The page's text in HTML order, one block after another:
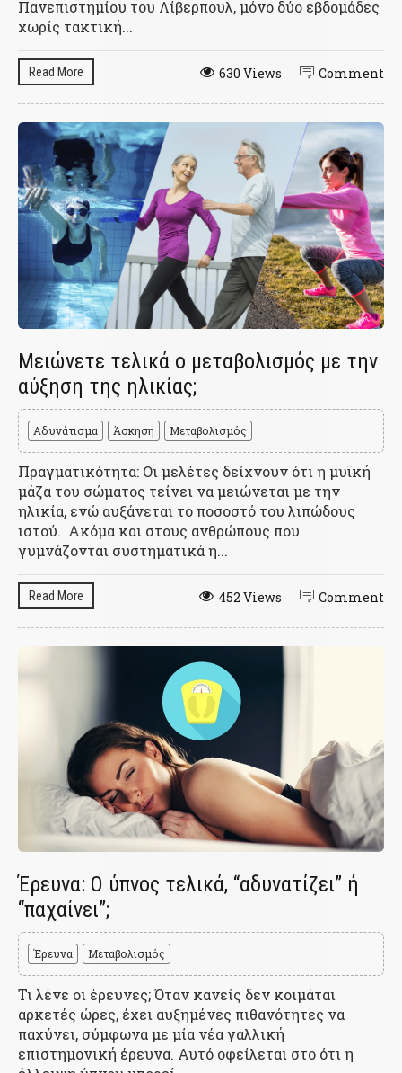
Πανεπιστημίου του Λίβερπουλ, μόνο δύο εβδομάδες
χωρίς τακτική...
Read More Comment
630 Views
Μειώνετε τελικά ο μεταβολισμός με την
αύξηση της ηλικίας;
Αδυνάτισμα Άσκηση Μεταβολισμός
Πραγματικότητα: Οι μελέτες δείχνουν ότι η μυϊκή
μάζα του σώματος τείνει να μειώνεται με την
ηλικία, ενώ αυξάνεται το ποσοστό του λιπώδους
ιστού. Aκόμα και στους ανθρώπους που
γυμνάζονται συστηματικά η...
Read More Comment
452 Views
Έρευνα: Ο ύπνος τελικά, “αδυνατίζει” ή
“παχαίνει”;
Έρευνα Μεταβολισμός
Τι λένε οι έρευνες; Όταν κανείς δεν κοιμάται
αρκετές ώρες, έχει αυξημένες πιθανότητες να
παχύνει, σύμφωνα με μία νέα γαλλική
επιστημονική έρευνα. Αυτό οφείλεται στο ότι η